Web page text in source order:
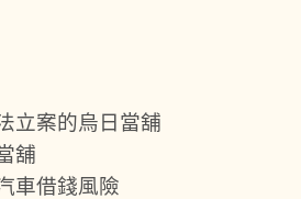
立案的烏日當舖
舖
車借錢風險